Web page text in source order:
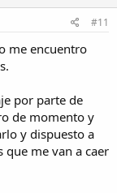
#11
me encuentro
por parte de
de momento y
y dispuesto a
que me van a caer